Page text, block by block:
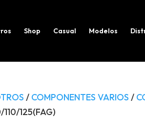
Shop Casual Modelos
/ COMPONENTES VARIOS /
125(FAG)